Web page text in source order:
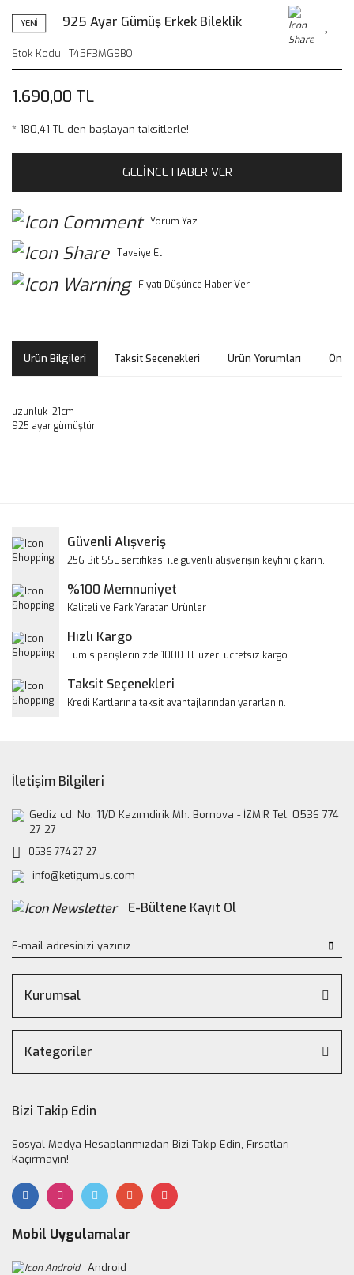
YENİ 925 Ayar Gümüş Erkek Bileklik
Stok Kodu T45F3MG9BQ
1.690,00 TL
* 180,41 TL den başlayan taksitlerle!
GELİNCE HABER VER
Yorum Yaz
Tavsiye Et
Fiyatı Düşünce Haber Ver
Ürün Bilgileri Taksit Seçenekleri Ürün Yorumları
uzunluk :21cm
925 ayar gümüştür
Yorum Yaz
Ürün resmi kalitesiz, bozuk veya görüntülenemiyor.
Ürün bilgilerinde hatalar bulunuyor.
Bu ürüne benzer farklı alternatifler olmalı.
Güvenli Alışveriş
256 Bit SSL sertifikası ile güvenli alışverişin keyfini çıkarın.
%100 Memnuniyet
Kaliteli ve Fark Yaratan Ürünler
Hızlı Kargo
Tüm siparişlerinizde 1000 TL üzeri ücretsiz kargo
Taksit Seçenekleri
Kredi Kartlarına taksit avantajlarından yararlanın.
İletişim Bilgileri
Gediz cd. No: 11/D Kazımdirik Mh. Bornova - İZMİR Tel: 0536 774
27 27
0536 774 27 27
info@ketigumus.com
E-Bültene Kayıt Ol
Kurumsal
Kategoriler
Bizi Takip Edin
Sosyal Medya Hesaplarımızdan Bizi Takip Edin, Fırsatları
Kaçırmayın!
Mobil Uygulamalar
Android